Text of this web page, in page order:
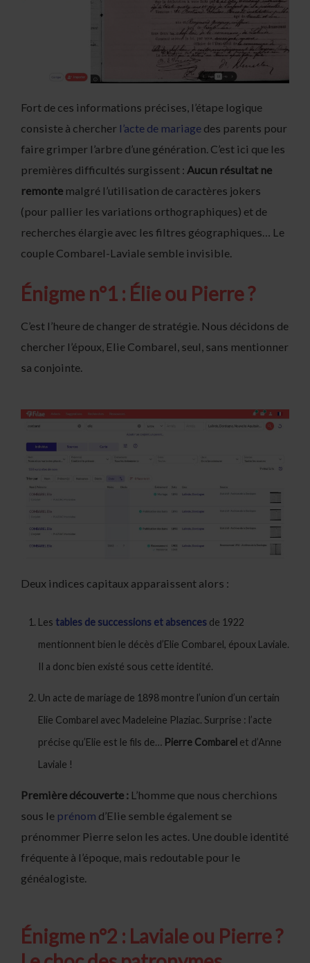
Fort de ces informations précises, l’étape logique
consiste à chercher l’acte de mariage des parents pour
faire grimper l’arbre d’une génération. C’est ici que les
premières difficultés surgissent : Aucun résultat ne
remonte malgré l’utilisation de caractères jokers
(pour pallier les variations orthographiques) et de
recherches élargie avec les filtres géographiques… Le
couple Combarel-Laviale semble invisible.
Énigme n°1 : Élie ou Pierre ?
C’est l’heure de changer de stratégie. Nous décidons de
chercher l’époux, Elie Combarel, seul, sans mentionner
sa conjointe.
Deux indices capitaux apparaissent alors :
Les tables de successions et absences de 1922
mentionnent bien le décès d’Elie Combarel, époux Laviale.
Il a donc bien existé sous cette identité.
Un acte de mariage de 1898 montre l’union d’un certain
Elie Combarel avec Madeleine Plaziac. Surprise : l’acte
précise qu’Elie est le fils de… Pierre Combarel et d’Anne
Laviale !
Première découverte : L’homme que nous cherchions
sous le prénom d’Elie semble également se
prénommer Pierre selon les actes. Une double identité
fréquente à l’époque, mais redoutable pour le
généalogiste.
Énigme n°2 : Laviale ou Pierre ?